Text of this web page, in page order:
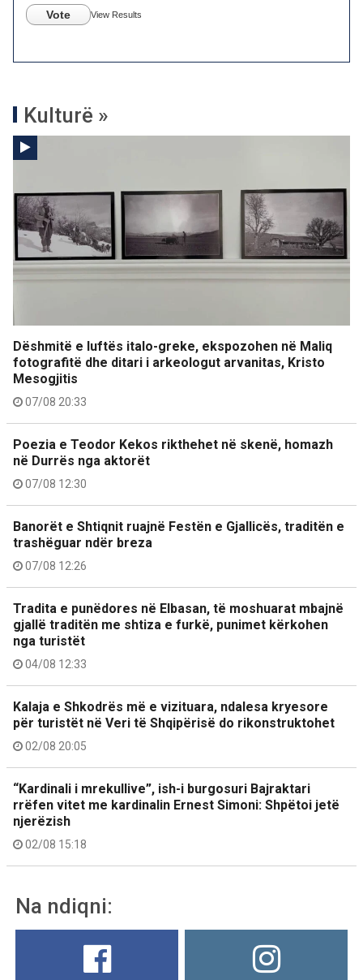
Vote View Results
Kulturë »
Dëshmitë e luftës italo-greke, ekspozohen në Maliq
fotografitë dhe ditari i arkeologut arvanitas, Kristo
Mesogjitis
07/08 20:33
Poezia e Teodor Kekos rikthehet në skenë, homazh
në Durrës nga aktorët
07/08 12:30
Banorët e Shtiqnit ruajnë Festën e Gjallicës, traditën e
trashëguar ndër breza
07/08 12:26
Tradita e punëdores në Elbasan, të moshuarat mbajnë
gjallë traditën me shtiza e furkë, punimet kërkohen
nga turistët
04/08 12:33
Kalaja e Shkodrës më e vizituara, ndalesa kryesore
për turistët në Veri të Shqipërisë do rikonstruktohet
02/08 20:05
“Kardinali i mrekullive”, ish-i burgosuri Bajraktari
rrëfen vitet me kardinalin Ernest Simoni: Shpëtoi jetë
njerëzish
02/08 15:18
Na ndiqni: